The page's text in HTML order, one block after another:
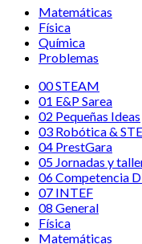
Matemáticas
Física
Química
Problemas
00 STEAM
01 E&P Sarea
02 Pequeñas Ideas
03 Robótica &
04 PrestGara
05 Jornadas y
06 Competencia
07 INTEF
08 General
Física
Matemáticas